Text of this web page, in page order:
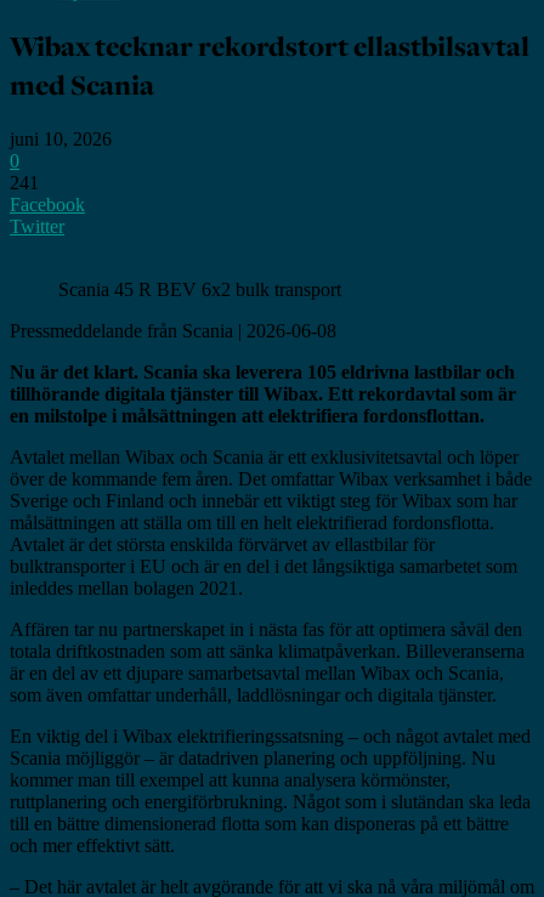
Wibax tecknar rekordstort ellastbilsavtal
med Scania
juni 10, 2026
0
241
Facebook
Twitter
Scania 45 R BEV 6x2 bulk transport
Pressmeddelande från Scania | 2026-06-08
Nu är det klart. Scania ska leverera 105 eldrivna lastbilar och
tillhörande digitala tjänster till Wibax. Ett rekordavtal som är
en milstolpe i målsättningen att elektrifiera fordonsflottan.
Avtalet mellan Wibax och Scania är ett exklusivitetsavtal och löper
över de kommande fem åren. Det omfattar Wibax verksamhet i både
Sverige och Finland och innebär ett viktigt steg för Wibax som har
målsättningen att ställa om till en helt elektrifierad fordonsflotta.
Avtalet är det största enskilda förvärvet av ellastbilar för
bulktransporter i EU och är en del i det långsiktiga samarbetet som
inleddes mellan bolagen 2021.
Affären tar nu partnerskapet in i nästa fas för att optimera såväl den
totala driftkostnaden som att sänka klimatpåverkan. Billeveranserna
är en del av ett djupare samarbetsavtal mellan Wibax och Scania,
som även omfattar underhåll, laddlösningar och digitala tjänster.
En viktig del i Wibax elektrifieringssatsning – och något avtalet med
Scania möjliggör – är datadriven planering och uppföljning. Nu
kommer man till exempel att kunna analysera körmönster,
ruttplanering och energiförbrukning. Något som i slutändan ska leda
till en bättre dimensionerad flotta som kan disponeras på ett bättre
och mer effektivt sätt.
– Det här avtalet är helt avgörande för att vi ska nå våra miljömål om